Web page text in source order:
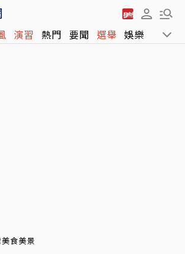
演習 熱門 要聞 選舉 娛樂 運動
食美景